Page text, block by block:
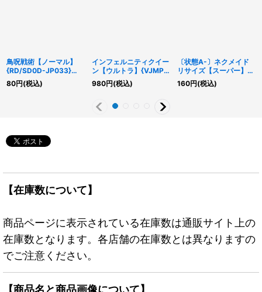
鳥呪戦術【ノーマル】
{RD/SD0D-JP033}
《RD魔法》
80円(税込)
インフェルニティクイー
ン【ウルトラ】{VJMP-
JP246}《モンスター》
980円(税込)
〔状態A-〕ネクメイド
リサイズ【スーパー】
{RD/KP23-JP050}
《RD魔法》
160円(税込)
【在庫数について】
商品ページに表示されている在庫数は通販サイト上の
在庫数となります。各店舗の在庫数とは異なりますの
でご注意ください。
【商品名と商品画像について】